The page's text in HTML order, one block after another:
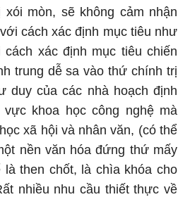
mòn, sẽ không cảm nhận
cách xác định mục tiêu như
xác định mục tiêu chiến
trung dễ sa vào thứ chính trị
duy của các nhà hoạch định
khoa học công nghệ mà
xã hội và nhân văn, (có thể
nền văn hóa đứng thứ mấy
then chốt, là chìa khóa cho
nhiều nhu cầu thiết thực về